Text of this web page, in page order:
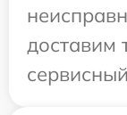
доставим